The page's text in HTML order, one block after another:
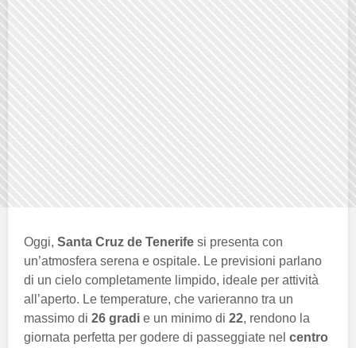
Oggi, Santa Cruz de Tenerife si presenta con
un’atmosfera serena e ospitale. Le previsioni parlano
di un cielo completamente limpido, ideale per attività
all’aperto. Le temperature, che varieranno tra un
massimo di 26 gradi e un minimo di 22, rendono la
giornata perfetta per godere di passeggiate nel centro